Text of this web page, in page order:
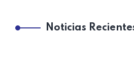
Noticias